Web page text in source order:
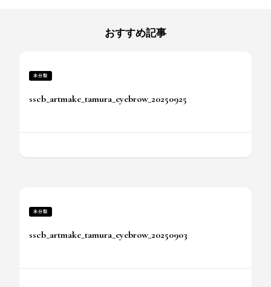
ン
おすすめ記事
未分類
sscb_artmake_tamura_eyebrow_20250925
未分類
sscb_artmake_tamura_eyebrow_20250903